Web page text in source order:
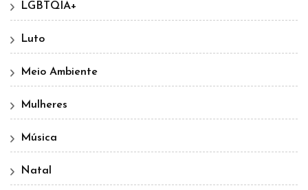
LGBTQIA+
Luto
Meio Ambiente
Mulheres
Música
Natal